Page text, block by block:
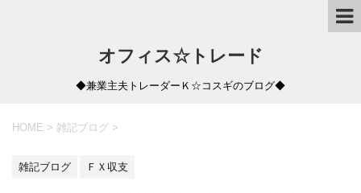
オフィス☆トレード
◆兼業主夫トレーダーＫ☆コスギのブログ◆
HOME > 雑記ブログ >
雑記ブログ ＦＸ収支